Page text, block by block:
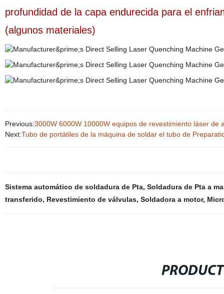
profundidad de la capa endurecida para el
(algunos materiales)
Previous:3000W 6000W 10000W equipos de revestimiento láser
Next:Tubo de portátiles de la máquina de soldar el tubo de
Sistema automático de soldadura de Pta, Soldadura de Pta a
transferido, Revestimiento de válvulas, Soldadora a motor,